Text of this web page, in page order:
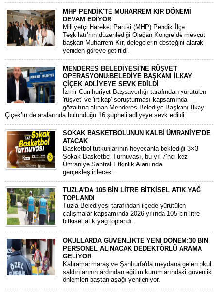
MHP PENDİK'TE MUHARREM KIR DÖNEMİ
DEVAM EDİYOR
​Milliyetçi Hareket Partisi (MHP) Pendik İlçe
Teşkilatı’nın düzenlediği Olağan Kongre’de mevcut
başkan Muharrem Kır, delegelerin desteğini alarak
yeniden göreve getirildi.
MENDERES BELEDİYESİ'NE RÜŞVET
OPERASYONU:BELEDİYE BAŞKANI İLKAY
ÇİÇEK ADLİYEYE SEVK EDİLDİ
​İzmir Cumhuriyet Başsavcılığı tarafından yürütülen
'rüşvet' ve 'irtikap' soruşturması kapsamında
gözaltına alınan Menderes Belediye Başkanı İlkay
Çiçek’in de aralarında bulunduğu 16 şüpheli adliyeye sevk edildi.
SOKAK BASKETBOLUNUN KALBİ ÜMRANİYE’DE
ATACAK
Basketbol tutkunlarının heyecanla beklediği 3×3
Sokak Basketbol Turnuvası, bu yıl 7’nci kez
Ümraniye Santral Etkinlik Alanı’nda
gerçekleştirilecek.
TUZLA'DA 105 BİN LİTRE BİTKİSEL ATIK YAĞ
TOPLANDI
Tuzla Belediyesi tarafından ilçede yürütülen
çalışmalar kapsamında 2026 yılında 105 bin litre
bitkisel atık yağ toplandı.
OKULLARDA GÜVENLİKTE YENİ DÖNEM:30 BİN
PERSONEL ALINACAK DEDEKTÖRLÜ ARAMA
GELİYOR
​Kahramanmaraş ve Şanlıurfa'da meydana gelen okul
saldırılarının ardından eğitim kurumlarındaki güvenlik
önlemleri baştan aşağı yenileniyor.